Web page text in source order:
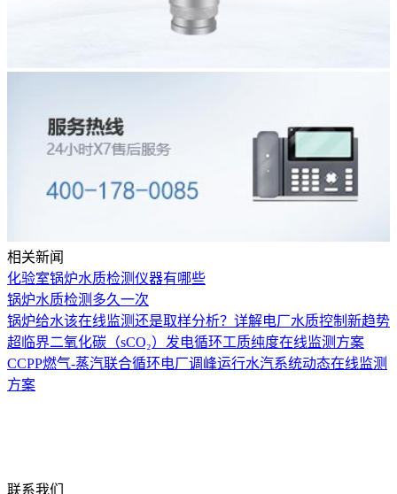
相关新闻
化验室锅炉水质检测仪器有哪些
锅炉水质检测多久一次
锅炉给水该在线监测还是取样分析？详解电厂水质控制新趋势
超临界二氧化碳（sCO₂）发电循环工质纯度在线监测方案
CCPP燃气-蒸汽联合循环电厂调峰运行水汽系统动态在线监测
方案
联系我们